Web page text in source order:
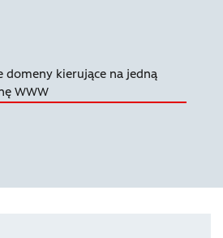
domeny kierujące na jedną
WWW